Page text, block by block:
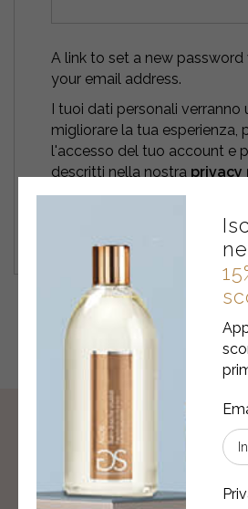
A link to set a new
your email address.
I tuoi dati personali verranno
migliorare la tua esperienza,
l'accesso del tuo account e
descritti nella nostra privacy
ISCRIVITI ALLA
Subito per te
ordine!